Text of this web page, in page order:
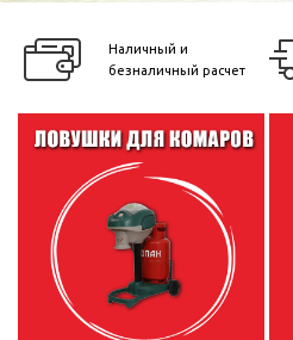
Наличный и
безналичный расчет